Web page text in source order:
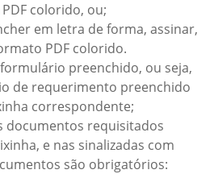
colorido, ou;
em letra de forma, assinar,
PDF colorido.
preenchido, ou seja,
de requerimento preenchido
correspondente;
documentos requisitados
e nas sinalizadas com
são obrigatórios: